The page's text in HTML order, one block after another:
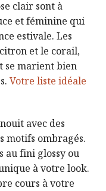
clair sont à
et féminine qui
estivale. Les
et le corail,
se marient bien
Votre liste idéale
avec des
motifs ombragés.
au fini glossy ou
à votre look.
cours à votre